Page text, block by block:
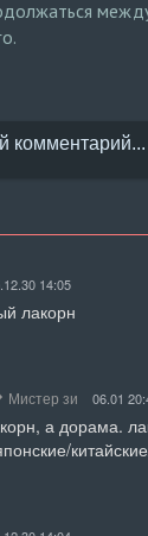
14:05
лакорн
Мистер зи 06.01
а дорама.